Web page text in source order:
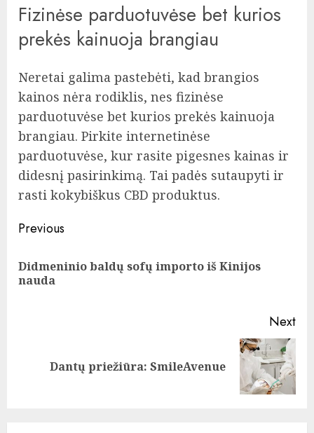
Fizinėse parduotuvėse bet kurios
prekės kainuoja brangiau
Neretai galima pastebėti, kad brangios
kainos nėra rodiklis, nes fizinėse
parduotuvėse bet kurios prekės kainuoja
brangiau. Pirkite internetinėse
parduotuvėse, kur rasite pigesnes kainas ir
didesnį pasirinkimą. Tai padės sutaupyti ir
rasti kokybiškus CBD produktus.
Post
Previous
Didmeninio baldų sofų importo iš Kinijos
nauda
Next
Dantų priežiūra: SmileAvenue